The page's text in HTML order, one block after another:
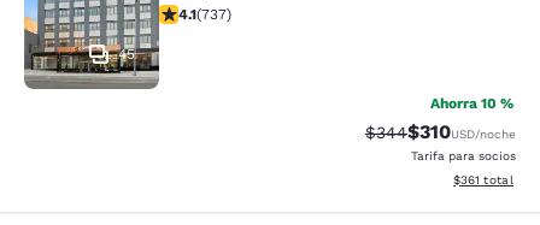
45
Calificación de 4.06 estrellas. Muy bueno. 737 reseñas
4.1(737)
Ahorra 10 %
Tarifa tachada:
$344Tarifa reducida:
$310USD/noche
Tarifa para socios
Ver detalles
$361 total